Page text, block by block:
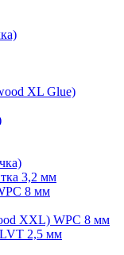
XL Glue)
3,2 мм
8 мм
XXL) WPC 8 мм
LVT 2,5 мм